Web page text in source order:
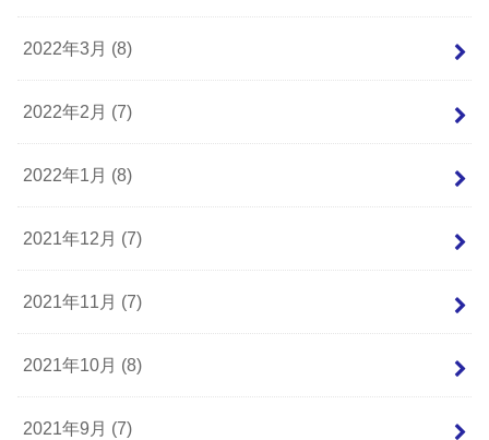
2022年3月 (8)
2022年2月 (7)
2022年1月 (8)
2021年12月 (7)
2021年11月 (7)
2021年10月 (8)
2021年9月 (7)